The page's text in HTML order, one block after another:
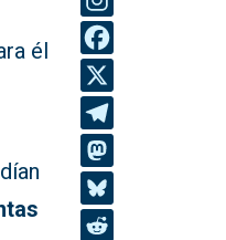
él